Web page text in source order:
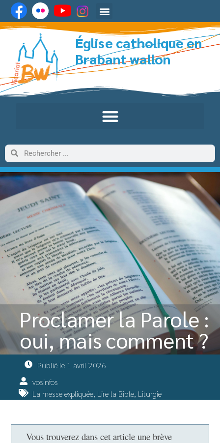
Église catholique en
Brabant wallon
Proclamer la Parole :
oui, mais comment ?
Publié le 1 avril 2026
vosinfos
La messe expliquée, Lire la Bible, Liturgie
Vous trouverez dans cet article une brève